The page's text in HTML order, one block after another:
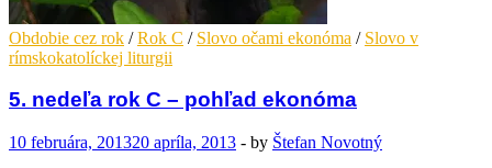
Obdobie cez rok /Rok C / Slovo očami ekonóma / Slovo v
rímskokatolíckej liturgii
5. nedeľa rok C – pohľad ekonóma
10 februára, 201320 apríla, 2013 - by Štefan Novotný